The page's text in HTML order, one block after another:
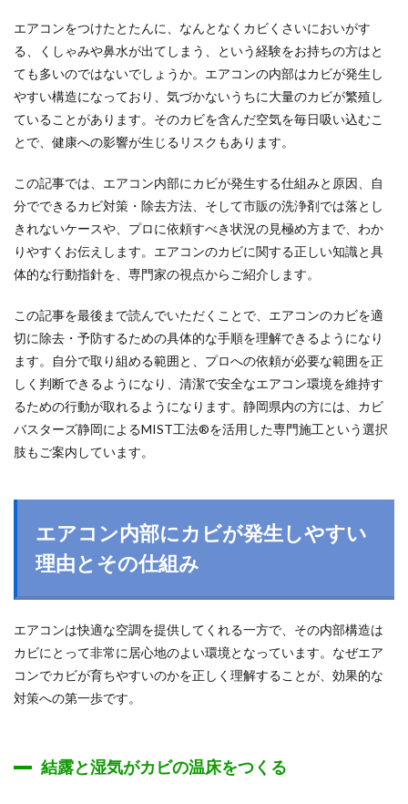
エアコンをつけたとたんに、なんとなくカビくさいにおいがす
る、くしゃみや鼻水が出てしまう、という経験をお持ちの方はと
ても多いのではないでしょうか。エアコンの内部はカビが発生し
やすい構造になっており、気づかないうちに大量のカビが繁殖し
ていることがあります。そのカビを含んだ空気を毎日吸い込むこ
とで、健康への影響が生じるリスクもあります。
この記事では、エアコン内部にカビが発生する仕組みと原因、自
分でできるカビ対策・除去方法、そして市販の洗浄剤では落とし
きれないケースや、プロに依頼すべき状況の見極め方まで、わか
りやすくお伝えします。エアコンのカビに関する正しい知識と具
体的な行動指針を、専門家の視点からご紹介します。
この記事を最後まで読んでいただくことで、エアコンのカビを適
切に除去・予防するための具体的な手順を理解できるようになり
ます。自分で取り組める範囲と、プロへの依頼が必要な範囲を正
しく判断できるようになり、清潔で安全なエアコン環境を維持す
るための行動が取れるようになります。静岡県内の方には、カビ
バスターズ静岡によるMIST工法®を活用した専門施工という選択
肢もご案内しています。
エアコン内部にカビが発生しやすい
理由とその仕組み
エアコンは快適な空調を提供してくれる一方で、その内部構造は
カビにとって非常に居心地のよい環境となっています。なぜエア
コンでカビが育ちやすいのかを正しく理解することが、効果的な
対策への第一歩です。
結露と湿気がカビの温床をつくる